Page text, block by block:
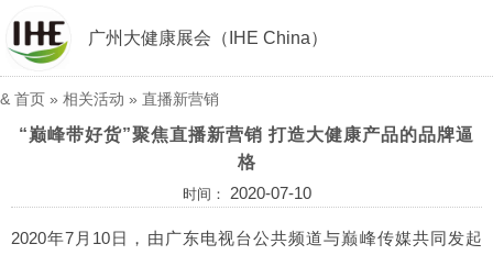
广州大健康展会（IHE China）
& 首页 » 相关活动 » 直播新营销
“巅峰带好货”聚焦直播新营销 打造大健康产品的品牌逼
格
时间： 2020-07-10
2020年7月10日，由广东电视台公共频道与巅峰传媒共同发起